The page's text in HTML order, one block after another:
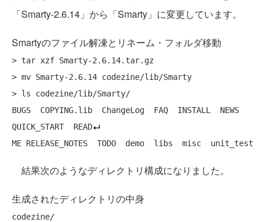
「Smarty-2.6.14」から「Smarty」に変更しています。
Smartyのファイル解凍とリネーム・フォルダ移動
> tar xzf Smarty-2.6.14.tar.gz
> mv Smarty-2.6.14 codezine/lib/Smarty
> ls codezine/lib/Smarty/
BUGS  COPYING.lib  ChangeLog  FAQ  INSTALL  NEWS
QUICK_START  READ
結果次のようなディレクトリ構成になりました。
生成されたディレクトリの中身
codezine/